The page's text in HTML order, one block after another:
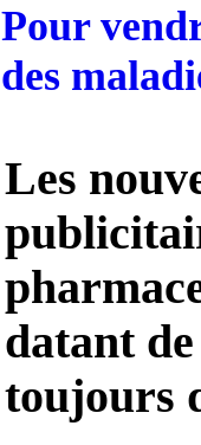
Pour
des
Les
datant
toujours